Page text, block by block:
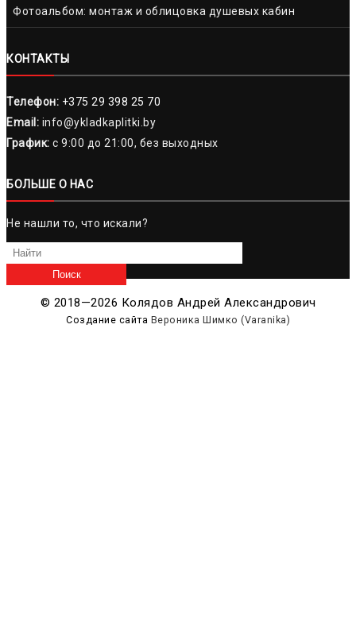
Фотоальбом: монтаж и облицовка душевых кабин
КОНТАКТЫ
Телефон: +375 29 398 25 70
Email: info@ykladkaplitki.by
График: с 9:00 до 21:00, без выходных
БОЛЬШЕ О НАС
Не нашли то, что искали?
© 2018—2026 Колядов Андрей Александрович
Создание сайта Вероника Шимко (Varanika)